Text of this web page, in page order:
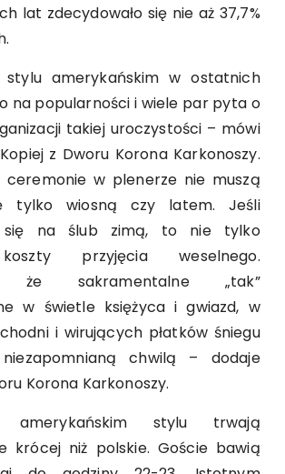
lat zdecydowało się nie aż 37,7%
amerykańskim w ostatnich
na popularności i wiele par pyta o
takiej uroczystości – mówi
z Dworu Korona Karkonoszy.
ceremonie w plenerze nie muszą
tylko wiosną czy latem. Jeśli
się na ślub zimą, to nie tylko
przyjęcia weselnego.
że sakramentalne „tak”
w świetle księżyca i gwiazd, w
i wirujących płatków śniegu
chwilą – dodaje
Korona Karkonoszy.
stylu trwają
krócej niż polskie. Goście bawią